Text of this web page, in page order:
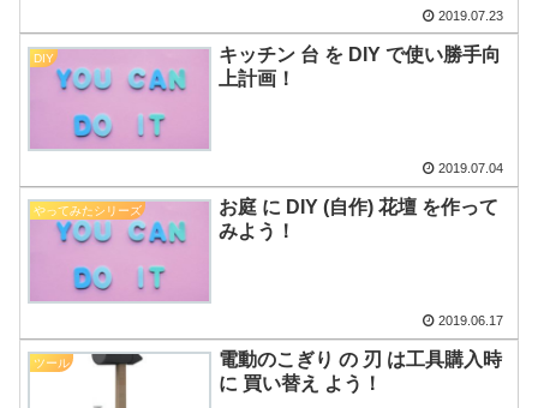
2019.07.23
DIY
キッチン 台 を DIY で使い勝手向
上計画！
2019.07.04
やってみたシリーズ
お庭 に DIY (自作) 花壇 を作って
みよう！
2019.06.17
ツール
電動のこぎり の 刃 は工具購入時
に 買い替え よう！